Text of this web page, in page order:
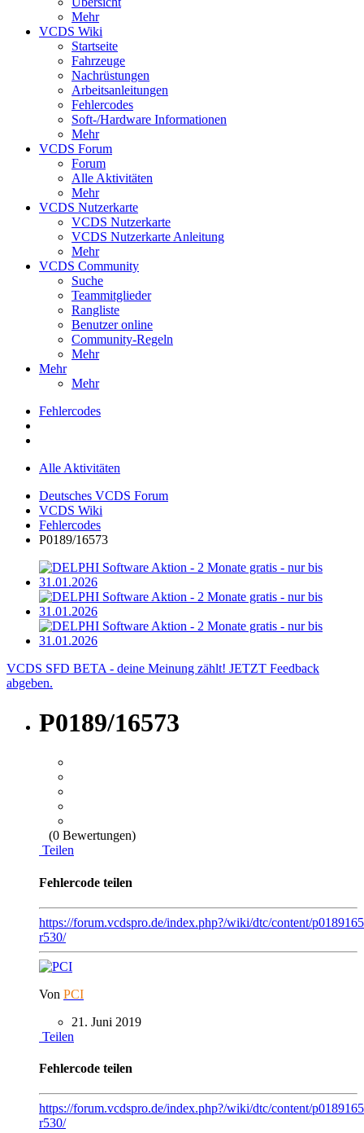
Mehr
VCDS Wiki
Startseite
Fahrzeuge
Nachrüstungen
Arbeitsanleitungen
Fehlercodes
Soft-/Hardware Informationen
Mehr
VCDS Forum
Forum
Alle Aktivitäten
Mehr
VCDS Nutzerkarte
VCDS Nutzerkarte
VCDS Nutzerkarte Anleitung
Mehr
VCDS Community
Suche
Teammitglieder
Rangliste
Benutzer online
Community-Regeln
Mehr
Mehr
Mehr
Fehlercodes
Alle Aktivitäten
Deutsches VCDS Forum
VCDS Wiki
Fehlercodes
P0189/16573
VCDS SFD BETA - deine Meinung zählt! JETZT Feedback
abgeben.
P0189/16573
(0 Bewertungen)
Teilen
Fehlercode teilen
https://forum.vcdspro.de/index.php?/wiki/dtc/content/
r530/
Von PCI
21. Juni 2019
Teilen
Fehlercode teilen
https://forum.vcdspro.de/index.php?/wiki/dtc/content/
r530/